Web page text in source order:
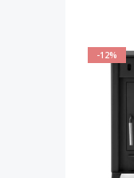
-12%